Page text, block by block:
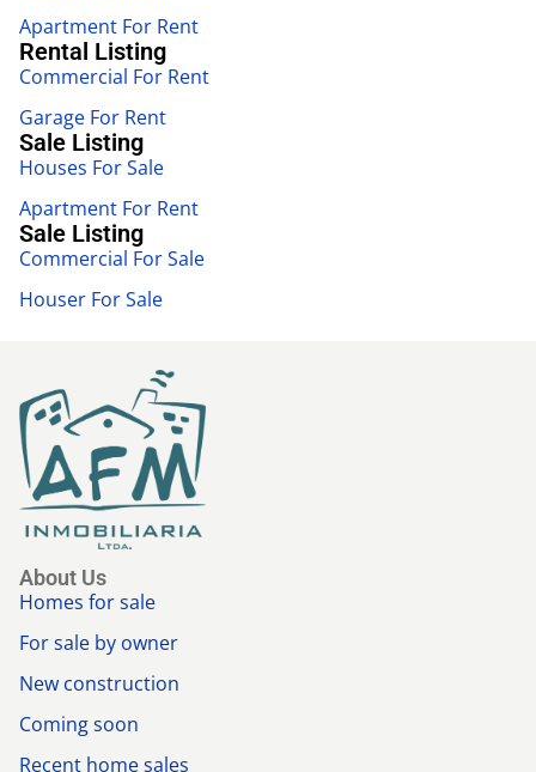
Apartment For Rent
Rental Listing
Commercial For Rent
Garage For Rent
Sale Listing
Houses For Sale
Apartment For Rent
Sale Listing
Commercial For Sale
Houser For Sale
About Us
Homes for sale
For sale by owner
New construction
Coming soon
Recent home sales